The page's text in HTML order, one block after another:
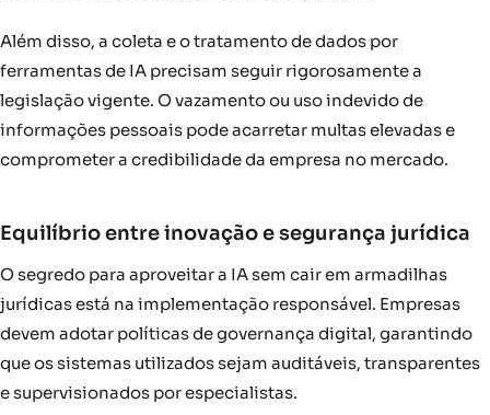
Além disso, a coleta e o tratamento de dados por
ferramentas de IA precisam seguir rigorosamente a
legislação vigente. O vazamento ou uso indevido de
informações pessoais pode acarretar multas elevadas e
comprometer a credibilidade da empresa no mercado.
Equilíbrio entre inovação e segurança jurídica
O segredo para aproveitar a IA sem cair em armadilhas
jurídicas está na implementação responsável. Empresas
devem adotar políticas de governança digital, garantindo
que os sistemas utilizados sejam auditáveis, transparentes
e supervisionados por especialistas.